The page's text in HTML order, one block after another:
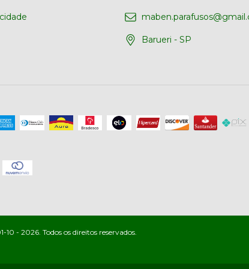
Barueri - SP
- 2026. Todos os direitos reservados.